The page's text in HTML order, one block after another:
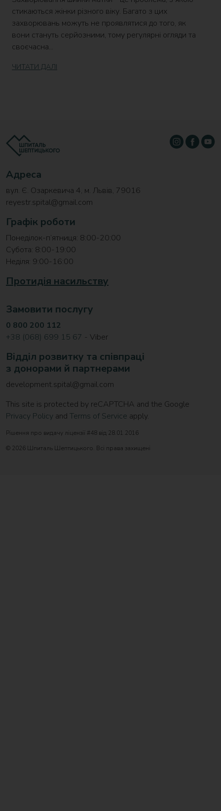
стикаються жінки різного віку. Багато з цих
захворювань можуть не проявлятися до того, як
вони стануть серйозними, тому регулярні огляди та
своєчасна...
ЧИТАТИ ДАЛІ
Адреса
вул. Є. Озаркевича 4, м. Львів, 79016
reyestr.spital@gmail.com
Графік роботи
Понеділок-п’ятниця: 8:00-20:00
Субота: 8:00-19:00
Неділя: 9:00-16:00
Протидія насильству
Замовити послугу
0 800 200 112
+38 (068) 699 15 67 - Viber
Відділ розвитку та співпраці
з донорами й партнерами
development.spital@gmail.com
This site is protected by reCAPTCHA and the Google
Privacy Policy and Terms of Service apply.
Рішення про видачу ліцензії #48 від 28.01.2016
© 2026 Шпиталь Шептицького. Всі права захищені